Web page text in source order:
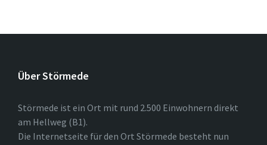
Über Störmede
Störmede ist ein Ort mit rund 2.500 Einwohnern direkt
am Hellweg (B1).
Die Internetseite für den Ort Störmede besteht nun